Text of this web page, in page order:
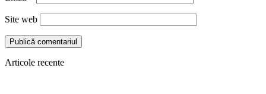
Site web
Articole recente